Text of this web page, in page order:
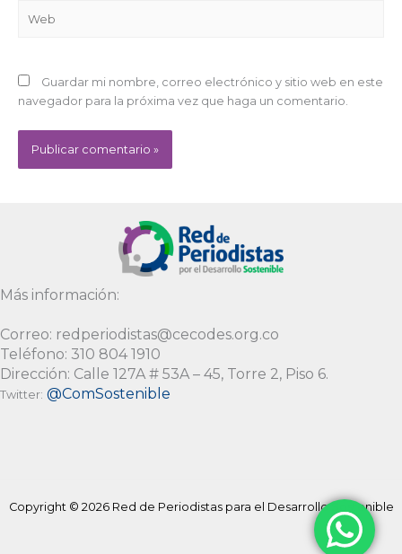
Guardar mi nombre, correo electrónico y sitio web en este
navegador para la próxima vez que haga un comentario.
Más información:
Correo: redperiodistas@cecodes.org.co
Teléfono: 310 804 1910
Dirección: Calle 127A # 53A – 45, Torre 2, Piso 6.
Twitter: @ComSostenible
Copyright © 2026 Red de Periodistas para el Desarrollo Sostenible